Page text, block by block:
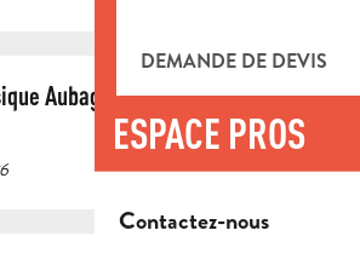
DEMANDE DE DEVIS
ESPACE PROS
Contactez-nous
Aubagne